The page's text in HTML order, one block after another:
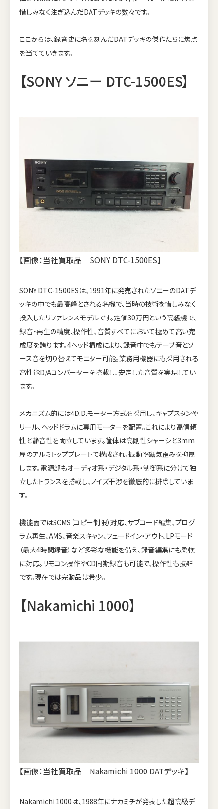
惜しみなく注ぎ込んだDATデッキの数々です。
ここからは、録音史に名を刻んだDATデッキの傑作たちに焦点
を当てていきます。
【SONY ソニー DTC-1500ES】
【画像：当社買取品 SONY DTC-1500ES】
SONY DTC-1500ESは、1991年に発売されたソニーのDATデ
ッキの中でも最高峰とされる名機で、当時の技術を惜しみなく
投入したリファレンスモデルです。定価30万円という高級機で、
録音・再生の精度、操作性、音質すべてにおいて極めて高い完
成度を誇ります。4ヘッド構成により、録音中でもテープ音とソ
ース音を切り替えてモニター可能。業務用機器にも採用される
高性能D/Aコンバーターを搭載し、安定した音質を実現してい
ます。
メカニズム的には4D.D.モーター方式を採用し、キャプスタンや
リール、ヘッドドラムに専用モーターを配置。これにより高信頼
性と静音性を両立しています。筐体は高剛性シャーシと3mm
厚のアルミトッププレートで構成され、振動や磁気歪みを抑制
します。電源部もオーディオ系・デジタル系・制御系に分けて独
立したトランスを搭載し、ノイズ干渉を徹底的に排除していま
す。
機能面ではSCMS（コピー制限）対応、サブコード編集、プログ
ラム再生、AMS、音楽スキャン、フェードイン・アウト、LPモード
（最大4時間録音）など多彩な機能を備え、録音編集にも柔軟
に対応。リモコン操作やCD同期録音も可能で、操作性も抜群
です。現在では完動品は希少。
【Nakamichi 1000】
【画像：当社買取品 Nakamichi 1000 DATデッキ】
Nakamichi 1000は、1988年にナカミチが発表した超高級デ